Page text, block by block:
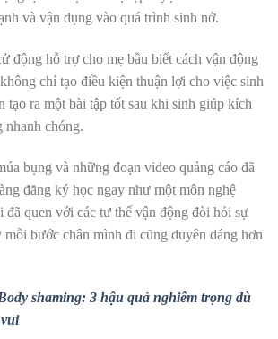
và vận dụng vào quá trình sinh nở.
động hỗ trợ cho mẹ bầu biết cách vận động
chỉ tạo điều kiện thuận lợi cho việc sinh
tạo ra một bài tập tốt sau khi sinh giúp kích
nhanh chóng.
bụng và những đoạn video quảng cáo đã
đăng ký học ngay như một môn nghệ
đã quen với các tư thế vận động đòi hỏi sự
mỗi bước chân mình đi cũng duyên dáng hơn
shaming: 3 hậu quả nghiêm trọng dù